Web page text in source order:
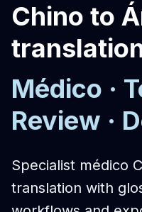
Chino to
Médico ·
Review ·
Specialist médico
translation with